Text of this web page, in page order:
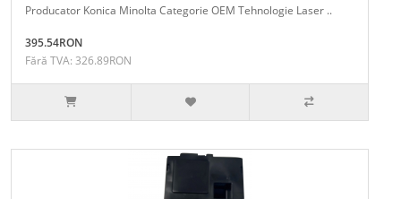
Producator Konica Minolta Categorie OEM Tehnologie Laser ..
395.54RON
Fără TVA: 326.89RON